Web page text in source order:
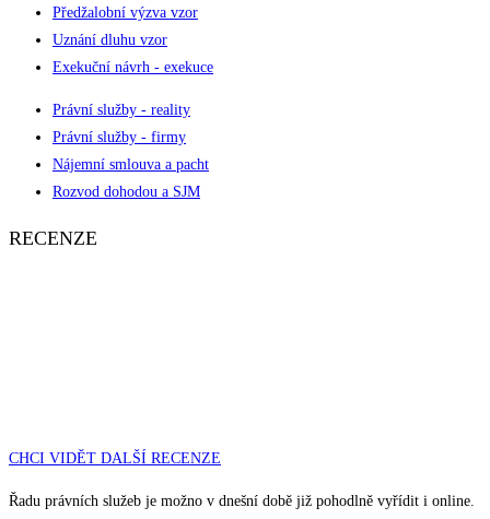
Předžalobní výzva vzor
Uznání dluhu vzor
Exekuční návrh - exekuce
Právní služby - reality
Právní služby - firmy
Nájemní smlouva a pacht
Rozvod dohodou a SJM
RECENZE
CHCI VIDĚT DALŠÍ RECENZE
Řadu právních služeb je možno v dnešní době již pohodlně vyřídit i online.